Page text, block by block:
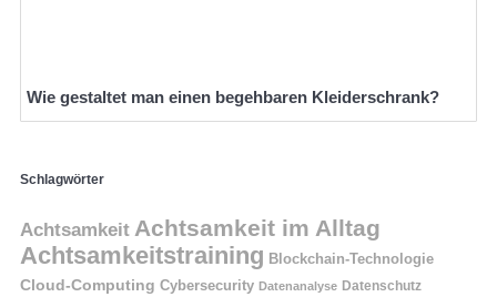
Wie gestaltet man einen begehbaren Kleiderschrank?
Schlagwörter
Achtsamkeit Achtsamkeit im Alltag
Achtsamkeitstraining Blockchain-Technologie
Cloud-Computing Cybersecurity Datenanalyse Datenschutz